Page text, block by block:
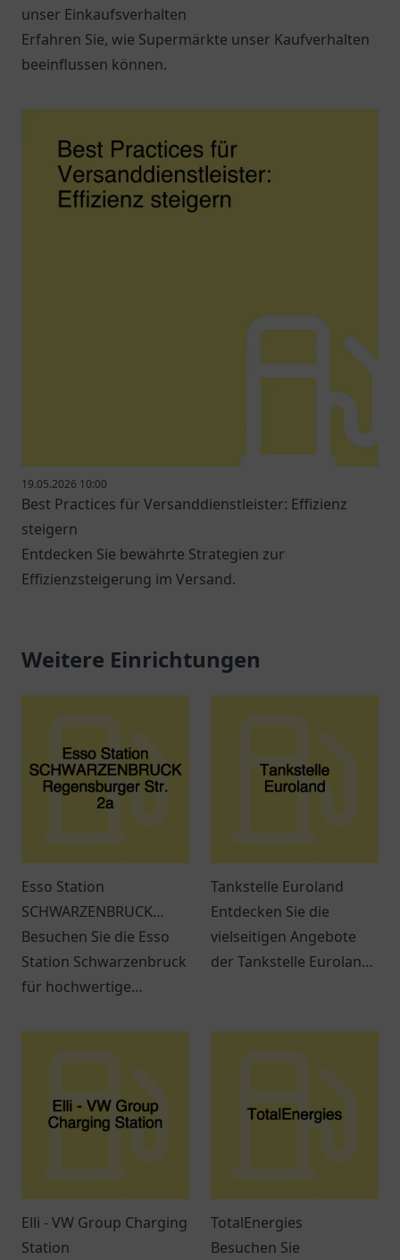
unser Einkaufsverhalten
Erfahren Sie, wie Supermärkte unser Kaufverhalten
beeinflussen können.
19.05.2026 10:00
Best Practices für Versanddienstleister: Effizienz
steigern
Entdecken Sie bewährte Strategien zur
Effizienzsteigerung im Versand.
Weitere Einrichtungen
Esso Station
SCHWARZENBRUCK
Regensburger Str. 2a
Besuchen Sie die Esso
Station Schwarzenbruck
für hochwertige
erstklassigen Service.
Tankstelle Euroland
Entdecken Sie die
vielseitigen Angebote
der Tankstelle Euroland
Elli - VW Group Charging
Station
TotalEnergies
Besuchen Sie